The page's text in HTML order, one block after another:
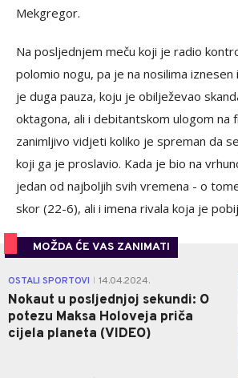
Mekgregor.
Na posljednjem meču koji je radio
polomio nogu, pa je na nosilima iznesen
je duga pauza, koju je obilježevao
oktagona, ali i debitantskom ulogom na
zanimljivo vidjeti koliko je spreman da
koji ga je proslavio. Kada je bio na
jedan od najboljih svih vremena - o
skor (22-6), ali i imena rivala koja je
MOŽDA ĆE VAS ZANIMATI
OSTALI SPORTOVI 14.04.2024.
Nokaut u posljednjoj sekundi: O
potezu Maksa Holoveja priča
cijela planeta (VIDEO)